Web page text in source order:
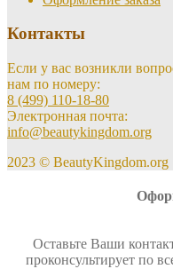
Контакты
Если у вас возникли
нам по номеру:
8 (499) 110-18-80
Электронная почта:
info@beautykingdom.org
2023 © BeautyKingdom.org
Оставьте Ваши
проконсультирует по